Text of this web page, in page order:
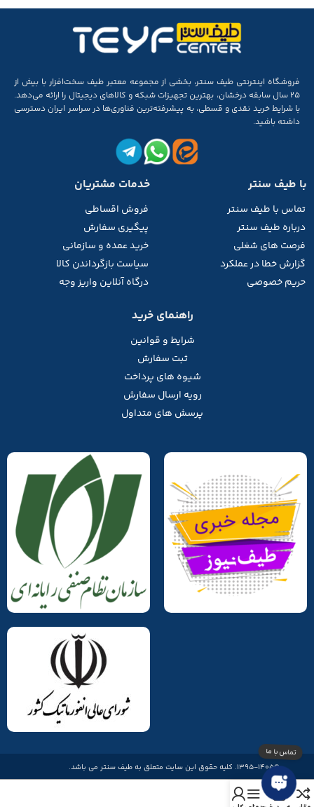
فروشگاه اینترنتی طیف سنتر، بخشی از مجموعه‌ معتبر طیف سخت‌افزار با بیش از
۲۵ سال سابقه‌ درخشان، بهترین تجهیزات شبکه و کالاهای دیجیتال را ارائه می‌دهد.
با شرایط خرید نقدی و قسطی، به پیشرفته‌ترین فناوری‌ها در سراسر ایران دسترسی
داشته باشید.
با طیف سنتر
تماس با طیف سنتر
درباره طیف سنتر
فرصت های شغلی
گزارش خطا در عملکرد
حریم خصوصی
خدمات مشتریان
فروش اقساطی
پیگیری سفارش
خرید عمده و سازمانی
سیاست بازگرداندن کالا
درگاه آنلاین واریز وجه
راهنمای خرید
شرایط و قوانین
ثبت سفارش
شیوه های پرداخت
رویه ارسال سفارش
پرسش های متداول
©1395-1405. کلیه حقوق این سایت متعلق به طیف سنتر می باشد.